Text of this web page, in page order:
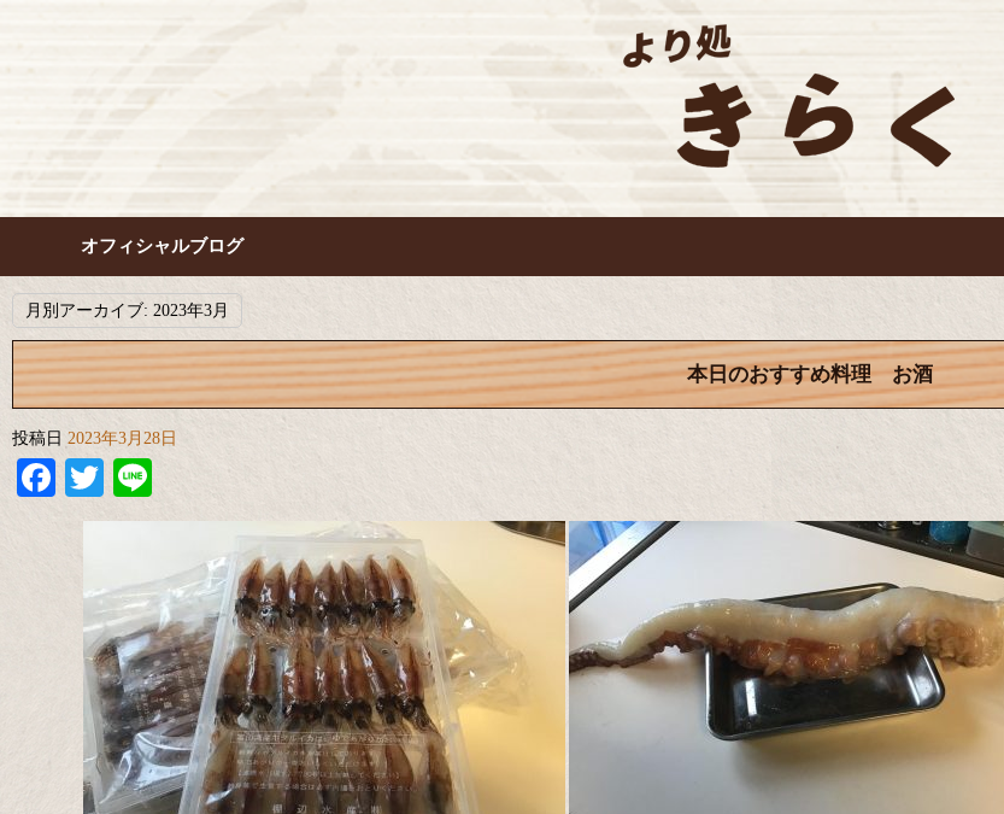
オフィシャルブログ
月別アーカイブ: 2023年3月
本日のおすすめ料理 お酒
投稿日 2023年3月28日
Facebook
Twitter